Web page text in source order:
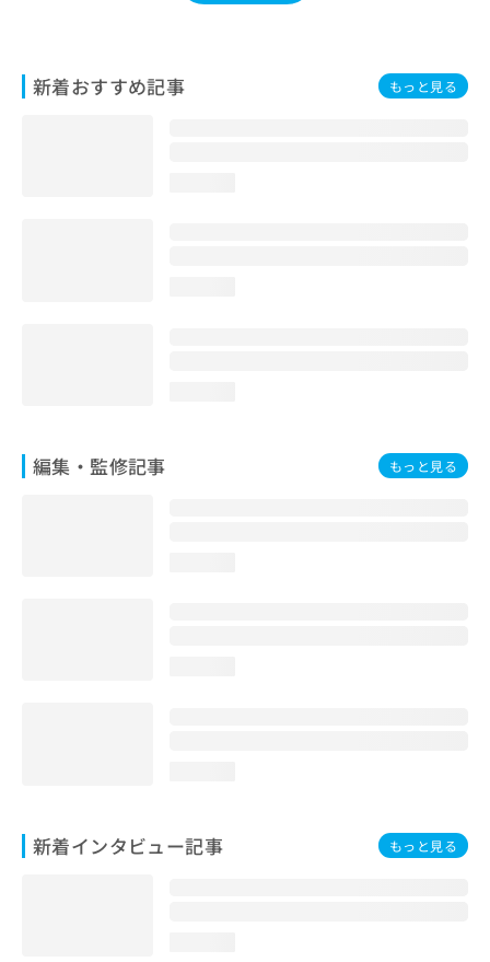
新着おすすめ記事 もっと見る
編集・監修記事 もっと見る
新着インタビュー記事 もっと見る
合
わ